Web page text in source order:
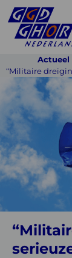
Actueel
“Militaire
dreiging
serieuze
risico’s
voor
onze
zorg”